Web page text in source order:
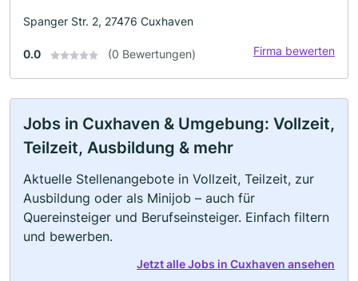
Spanger Str. 2, 27476 Cuxhaven
0.0 (0 Bewertungen) Firma bewerten
Jobs in Cuxhaven & Umgebung: Vollzeit,
Teilzeit, Ausbildung & mehr
Aktuelle Stellenangebote in Vollzeit, Teilzeit, zur
Ausbildung oder als Minijob – auch für
Quereinsteiger und Berufseinsteiger. Einfach filtern
und bewerben.
Jetzt alle Jobs in Cuxhaven ansehen